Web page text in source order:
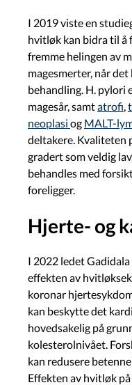
I 2019 viste en
hvitløk kan bidra til å
fremme helingen av
magesmerter, når
behandling. H. pylori
magesår, samtatrofi
neoplasi og MALT-
deltakere. Kvaliteten
gradert som veldig
behandles med
foreligger.
Hjerte- og
I 2022 ledet
effekten av
koronar
kan beskytte det
hovedsakelig på
kolesterolnivået.
kan redusere
Effekten av hvitløk